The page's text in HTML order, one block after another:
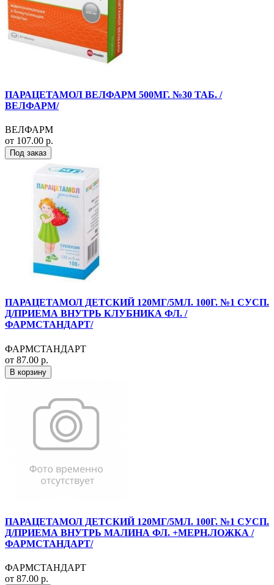
ПАРАЦЕТАМОЛ ВЕЛФАРМ 500МГ. №30 ТАБ. /
ВЕЛФАРМ/
ВЕЛФАРМ
от 107.00 р.
Под заказ
ПАРАЦЕТАМОЛ ДЕТСКИЙ 120МГ/5МЛ. 100Г. №1 СУСП.
Д/ПРИЕМА ВНУТРЬ КЛУБНИКА ФЛ. /
ФАРМСТАНДАРТ/
ФАРМСТАНДАРТ
от 87.00 р.
В корзину
ПАРАЦЕТАМОЛ ДЕТСКИЙ 120МГ/5МЛ. 100Г. №1 СУСП.
Д/ПРИЕМА ВНУТРЬ МАЛИНА ФЛ. +МЕРН.ЛОЖКА /
ФАРМСТАНДАРТ/
ФАРМСТАНДАРТ
от 87.00 р.